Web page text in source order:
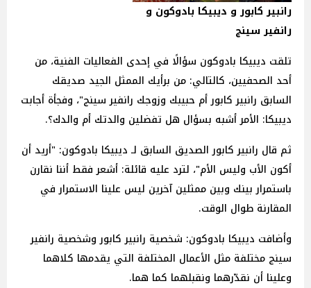
رانبير كابور و ديبيكا بادوكون و
رانفير سينج
تلقت ديبيكا بادوكون سؤالًا في إحدى الفعاليات الفنية، من
أحد الصحفيين، كالتالي: من برأيك الممثل الجيد صديقك
السابق رانبير كابور أم حبيبك وزوجك رانفير سينج"، وفجأة أجابت
ديبيكا: الأمر أشبه بسؤال هل تفضلين والدتك أم والدك؟.
ثم قال رانبير كابور الصديق السابق لـ ديبيكا بادوكون: "أريد أن
أكون الأب وليس الأم"، لترد عليه قائلة: أشعر فقط أننا نقارن
باستمرار بينك وبين ممثلين آخرين ليس علينا الاستمرار في
المقارنة طوال الوقت.
وأضافت ديبيكا بادوكون: شخصية رانبير كابور وشخصية رانفير
سينج مختلفة مثل الأعمال المختلفة التي يقدمها كلاهما
وعلينا أن نقدّرهما ونقبلهما كما هما.